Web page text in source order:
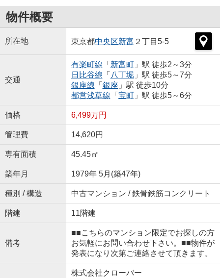
物件概要
所在地 東京都中央区新富 ２丁目5-5
交通
有楽町線 「 新富町」駅 徒歩2～3分
日比谷線 「 八丁堀 」駅 徒歩5～7分
銀座線 「 銀座 」駅 徒歩10分
都営浅草線 「 宝町」駅 徒歩5～6分
価格 6,499万円
管理費 14,620円
専有面積 45.45㎡
築年月 1979年 5月(築47年)
種別 / 構造 中古マンション / 鉄骨鉄筋コンクリート
階建 11階建
備考
■■こちらのマンション限定でお探しの方
お気軽にお問い合わせ下さい。■■物件が
発表になり次第ご連絡させて頂きます。
株式会社クローバー